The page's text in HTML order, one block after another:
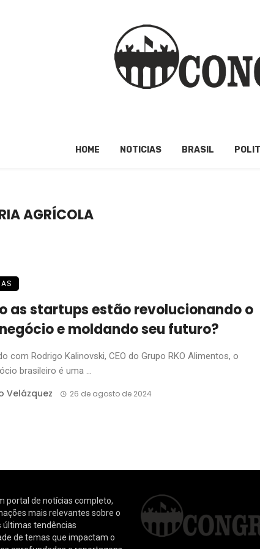
HOME NOTICIAS BRASIL
AGRÍCOLA
as startups estão revolucionando o
e moldando seu futuro?
com Rodrigo Kalinovski, CEO do Grupo RKO Alimentos, o
brasileiro é uma ...
Velázquez 26 de agosto de 2024
portal de notícias completo,
mais relevantes sobre o
últimas tendências
de temas que impactam o